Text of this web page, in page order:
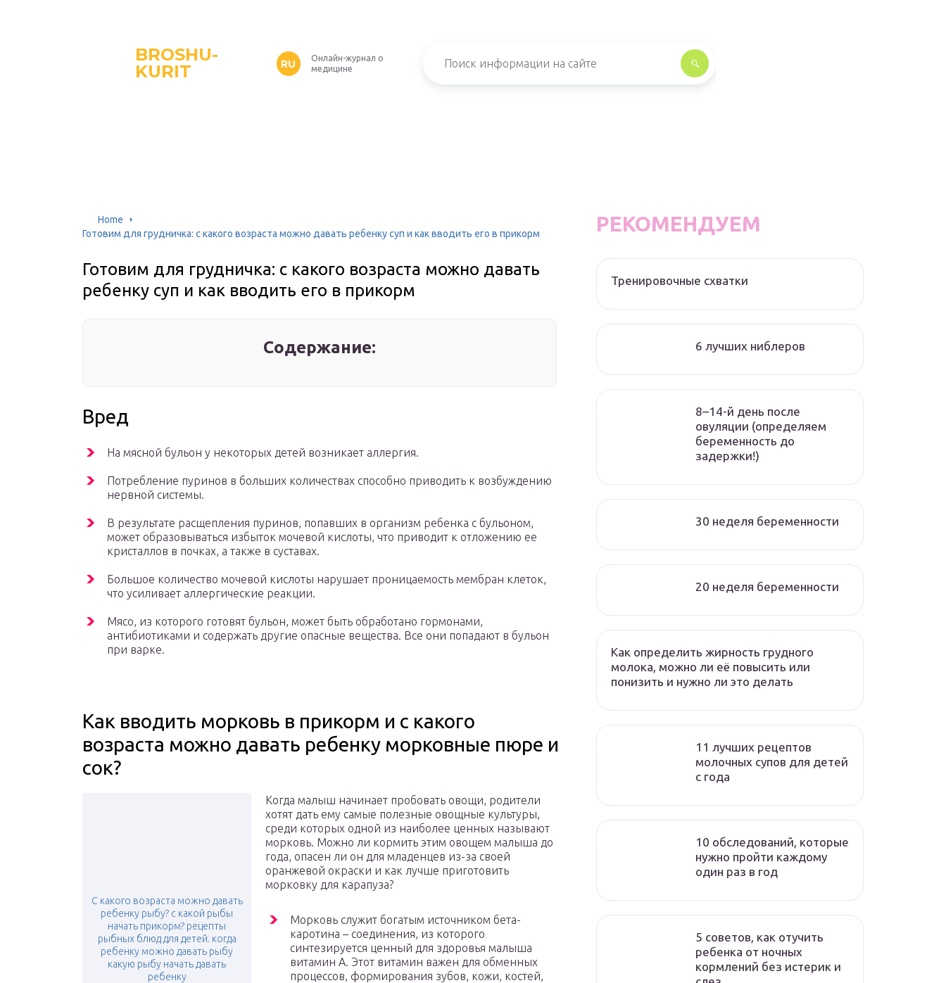
BROSHU-
KURIT
RU
Онлайн-журнал о
медицине
Home
Готовим для грудничка: c какого возраста можно давать ребенку суп и как вводить его в прикорм
Готовим для грудничка: c какого возраста можно давать
ребенку суп и как вводить его в прикорм
Содержание:
Вред
На мясной бульон у некоторых детей возникает аллергия.
Потребление пуринов в больших количествах способно приводить к возбуждению
нервной системы.
В результате расщепления пуринов, попавших в организм ребенка с бульоном,
может образовываться избыток мочевой кислоты, что приводит к отложению ее
кристаллов в почках, а также в суставах.
Большое количество мочевой кислоты нарушает проницаемость мембран клеток,
что усиливает аллергические реакции.
Мясо, из которого готовят бульон, может быть обработано гормонами,
антибиотиками и содержать другие опасные вещества. Все они попадают в бульон
при варке.
Как вводить морковь в прикорм и с какого
возраста можно давать ребенку морковные пюре и
сок?
С какого возраста можно давать
ребенку рыбу? с какой рыбы
начать прикорм? рецепты
рыбных блюд для детей. когда
ребенку можно давать рыбу
какую рыбу начать давать
ребенку
Когда малыш начинает пробовать овощи, родители
хотят дать ему самые полезные овощные культуры,
среди которых одной из наиболее ценных называют
морковь. Можно ли кормить этим овощем малыша до
года, опасен ли он для младенцев из-за своей
оранжевой окраски и как лучше приготовить
морковку для карапуза?
Морковь служит богатым источником бета-
каротина – соединения, из которого
синтезируется ценный для здоровья малыша
витамин А. Этот витамин важен для обменных
процессов, формирования зубов, кожи, костей,
РЕКОМЕНДУЕМ
Тренировочные схватки
6 лучших ниблеров
8–14-й день после
овуляции (определяем
беременность до
задержки!)
30 неделя беременности
20 неделя беременности
Как определить жирность грудного
молока, можно ли её повысить или
понизить и нужно ли это делать
11 лучших рецептов
молочных супов для детей
с года
10 обследований, которые
нужно пройти каждому
один раз в год
5 советов, как отучить
ребенка от ночных
кормлений без истерик и